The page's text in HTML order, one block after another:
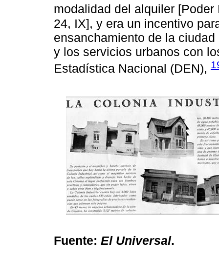
modalidad del alquiler
24, IX], y era un incentivo
ensanchamiento de la
y los servicios urbanos con
Estadística Nacional (DEN),
Fuente: El Universal.